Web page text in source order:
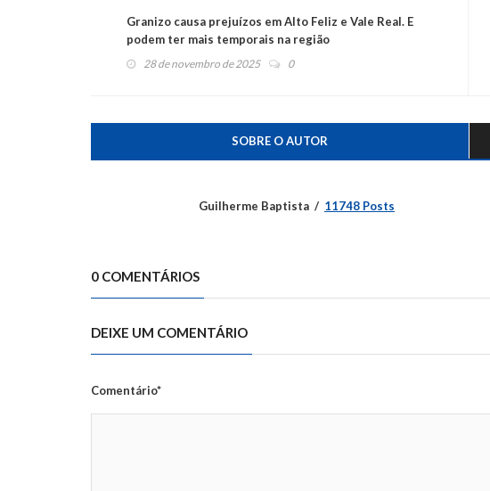
Granizo causa prejuízos em Alto Feliz e Vale Real. E
podem ter mais temporais na região
28 de novembro de 2025 0
SOBRE O AUTOR
Guilherme Baptista 11748 Posts
0 COMENTÁRIOS
DEIXE UM COMENTÁRIO
Comentário*